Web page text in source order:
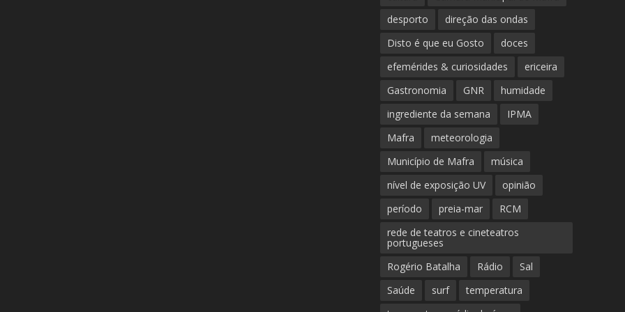
desporto
direção das ondas
Disto é que eu Gosto
doces
efemérides & curiosidades
ericeira
Gastronomia
GNR
humidade
ingrediente da semana
IPMA
Mafra
meteorologia
Município de Mafra
música
nível de exposição UV
opinião
período
preia-mar
RCM
rede de teatros e cineteatros
portugueses
Rogério Batalha
Rádio
Sal
Saúde
surf
temperatura